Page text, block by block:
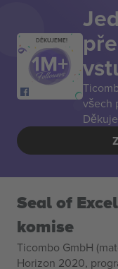
DĚKUJEME!
všech
Seal of
komise
Ticombo GmbH
Horizon 2020,